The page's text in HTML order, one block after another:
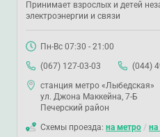
Принимает взрослых и детей
электроэнергии и связи
Пн-Вс 07:30 - 21:00
(067) 127-03-03
(044)
станция метро «Лыбедская»
ул. Джона Маккейна, 7-Б
Печерский район
Схемы проезда: на метро /